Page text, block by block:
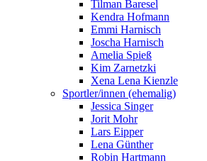
Tilman Baresel
Kendra Hofmann
Emmi Harnisch
Joscha Harnisch
Amelia Spieß
Kim Zarnetzki
Xena Lena Kienzle
Sportler/innen (ehemalig)
Jessica Singer
Jorit Mohr
Lars Eipper
Lena Günther
Robin Hartmann